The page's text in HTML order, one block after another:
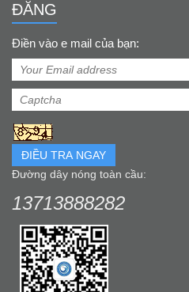
ĐĂNG
Điền vào e mail của bạn:
ĐIỀU TRA NGAY
Đường dây nóng toàn cầu:
13713888282